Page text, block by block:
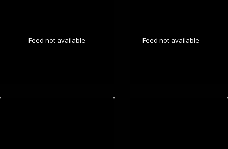
Feed not available Feed not available